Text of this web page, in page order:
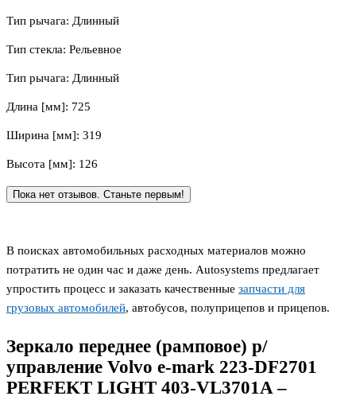
Тип рычага: Длинный
Тип стекла: Рельевное
Тип рычага: Длинный
Длина [мм]: 725
Ширина [мм]: 319
Высота [мм]: 126
Пока нет отзывов. Станьте первым!
В поисках автомобильных расходных материалов можно
потратить не один час и даже день. Autosystems предлагает
упростить процесс и заказать качественные запчасти для
грузовых автомобилей, автобусов, полуприцепов и прицепов.
Зеркало переднее (рамповое) р/
управление Volvo e-mark 223-DF2701
PERFEKT LIGHT 403-VL3701A –